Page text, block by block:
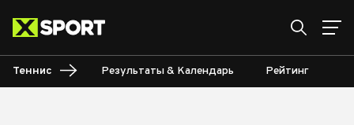
Теннис Результаты & Календарь Рейтинг